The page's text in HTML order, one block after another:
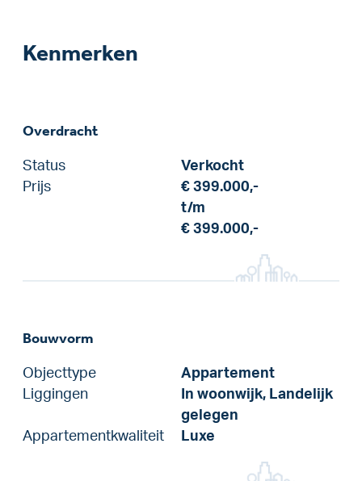
Kenmerken
Overdracht
Status
Verkocht
Prijs
€ 399.000,-
t/m
€ 399.000,-
Bouwvorm
Objecttype
Appartement
Liggingen
In woonwijk, Landelijk
gelegen
Appartementkwaliteit
Luxe